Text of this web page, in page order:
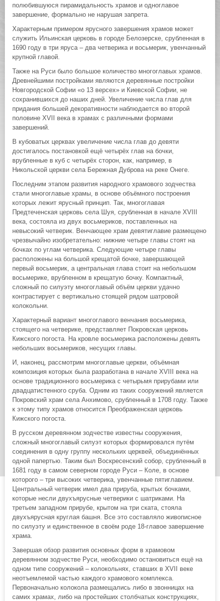
полюбившуюся пирамидальность храмов и одноглавое
завершение, формально не нарушая запрета.
Характерным примером ярусного завершения храмов может
служить Ильинская церковь в городе Белозерске, срубленная в
1690 году в три яруса – два четверика и восьмерик, увенчанный
крупной главой.
Также на Руси было большое количество многоглавых храмов.
Древнейшими постройками являются деревянные постройки
Новгородской Софии «о 13 версех» и Киевской Софии, не
сохранившихся до наших дней. Увеличение числа глав для
придания большей декоративности наблюдается во второй
половине XVII века в храмах с различными формами
завершений.
В кубоватых церквах увеличение числа глав до девяти
достигалось постановкой ещё четырёх глав на бочки,
врубленные в куб с четырёх сторон, как, например, в
Никольской церкви села Бережная Дуброва на реке Онеге.
Последним этапом развития народного храмового зодчества
стали многоглавые храмы, в основе объёмного построения
которых лежит ярусный принцип. Так, многоглавая
Предтеченская церковь села Шуя, срубленная в начале XVIII
века, состояла из двух восьмериков, поставленных на
невысокий четверик. Венчающее храм девятиглавие размещено
чрезвычайно изобретательно: нижние четыре главы стоят на
бочках по углам четверика. Следующие четыре главы
расположены на большой крещатой бочке, завершающей
первый восьмерик, а центральная глава стоит на небольшом
восьмерике, врубленном в крещатую бочку. Компактный,
сложный по силуэту многоглавый объём церкви удачно
контрастирует с вертикально стоящей рядом шатровой
колокольни.
Характерный вариант многоглавого венчания восьмерика,
стоящего на четверике, представляет Покровская церковь
Кижского погоста. На кровле восьмерика расположены девять
небольших восьмериков, несущих главы.
И, наконец, рассмотрим многоглавые церкви, объёмная
композиция которых была разработана в начале XVIII века на
основе традиционного восьмерика с четырьмя прирубами или
двадцатистенного сруба. Одним из таких сооружений является
Покровский храм села Анхимово, срубленный в 1708 году. Также
к этому типу храмов относится Преображенская церковь
Кижского погоста.
В русском деревянном зодчестве известны сооружения,
сложный многоглавый силуэт которых формировался путём
соединения в одну группу нескольких церквей, объединённых
одной папертью. Таким был Воскресенский собор, срубленный в
1681 году в самом северном городе Руси – Коле, в основе
которого – три высоких четверика, увенчанные пятиглавием.
Центральный четверик имел два прируба, крытых бочками,
которые несли двухъярусные четверики с шатриками. На
третьем западном прирубе, крытом на три ската, стояла
двухъярусная круглая башня. Все это составляло живописное
по силуэту и единственное в своём роде 18-главое завершение
храма.
Завершая обзор развития основных форм в храмовом
деревянном зодчестве Руси, необходимо остановиться ещё на
одном типе сооружений – колокольнях, ставших в XVII веке
неотъемлемой частью каждого храмового комплекса.
Первоначально колокола размещались либо в звонницах на
самих храмах, либо на простейших столбчатых конструкциях,